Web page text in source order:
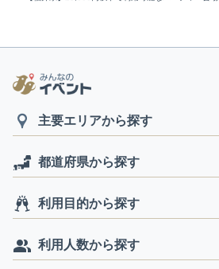
主要エリアから探す
都道府県から探す
利用目的から探す
利用人数から探す